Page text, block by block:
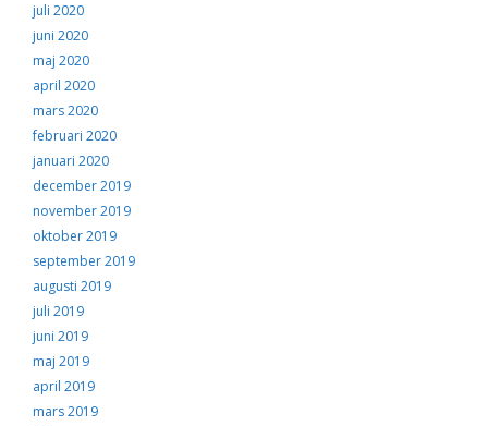
juli 2020
juni 2020
maj 2020
april 2020
mars 2020
februari 2020
januari 2020
december 2019
november 2019
oktober 2019
september 2019
augusti 2019
juli 2019
juni 2019
maj 2019
april 2019
mars 2019